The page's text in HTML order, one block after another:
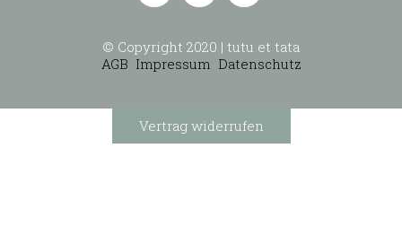
© Copyright 2020 | tutu et tata
AGB Impressum Datenschutz
Vertrag widerrufen